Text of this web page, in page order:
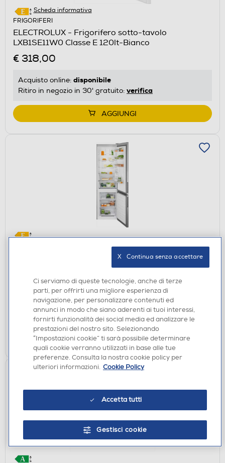
Scheda informativa
FRIGORIFERI
ELECTROLUX - Frigorifero sotto-tavolo
LXB1SE11W0 Classe E 120lt-Bianco
€ 318,00
Acquisto online: disponibile
Ritiro in negozio in 30' gratuito: verifica
AGGIUNGI
ELECTROLUX - Frigorifero combinato LNT6ME36U
€ 688,00
Acquisto online: disponibile
Ritiro in negozio in 30' gratuito:verifica
AGGIUNGI
Ci serviamo di queste tecnologie, anche di terze
parti, per offrirti una migliore esperienza di
navigazione, per personalizzare contenuti ed
annunci in modo che siano aderenti ai tuoi interessi,
fornirti funzionalità dei social media ed analizzare le
prestazioni del nostro sito. Selezionando
“Impostazioni cookie” ti sarà possibile determinare
quali cookie verranno utilizzati in base alle tue
preferenze. Consulta la nostra cookie policy per
ulteriori informazioni. Cookie Policy
Accetta tutti
Gestisci cookie
X   Continua senza accettare